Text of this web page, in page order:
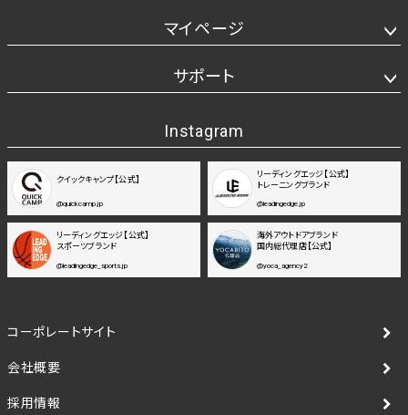
マイページ
サポート
Instagram
クイックキャンプ【公式】
@quickcamp.jp
リーディングエッジ【公式】
トレーニングブランド
@leadingedge.jp
リーディングエッジ【公式】
スポーツブランド
@leadingedge_sports.jp
海外アウトドアブランド
国内総代理店【公式】
@yoca_agency2
コーポレートサイト
会社概要
採用情報